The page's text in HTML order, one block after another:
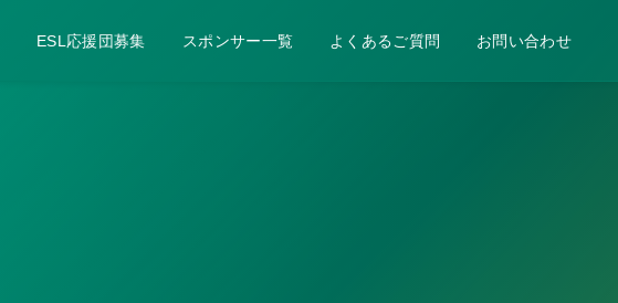
ESL応援団募集 スポンサー一覧 よくあるご質問 お問い合わせ